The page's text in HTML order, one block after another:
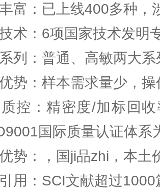
富：已上线400多种，
术：6项国家技术发明
列：普通、高敏两大
势：样本需求量少，操
控：精密度/加标回
国际质量认证体系
势：，国ji品zhi，本土
用：SCI文献超过1000